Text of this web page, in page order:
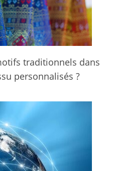
traditionnels dans
personnalisés ?